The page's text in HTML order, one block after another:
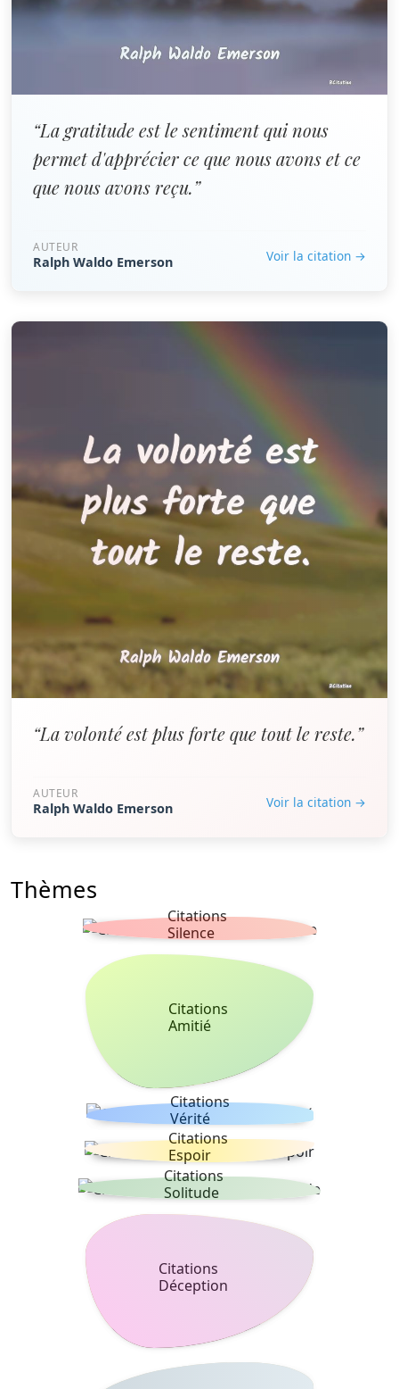
“La gratitude est le sentiment qui nous
permet d'apprécier ce que nous avons et ce
que nous avons reçu.”
AUTEUR
Ralph Waldo Emerson Voir la citation →
“La volonté est plus forte que tout le reste.”
AUTEUR
Ralph Waldo Emerson Voir la citation →
Thèmes
Citations
Silence
Citations
Amitié
Citations
Vérité
Citations
Espoir
Citations
Solitude
Citations
Déception